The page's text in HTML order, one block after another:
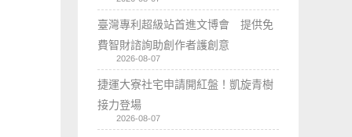
臺灣專利超級站首進文博會 提供免
費智財諮詢助創作者護創意
2026-08-07
捷運大寮社宅申請開紅盤！凱旋青樹
接力登場
2026-08-07